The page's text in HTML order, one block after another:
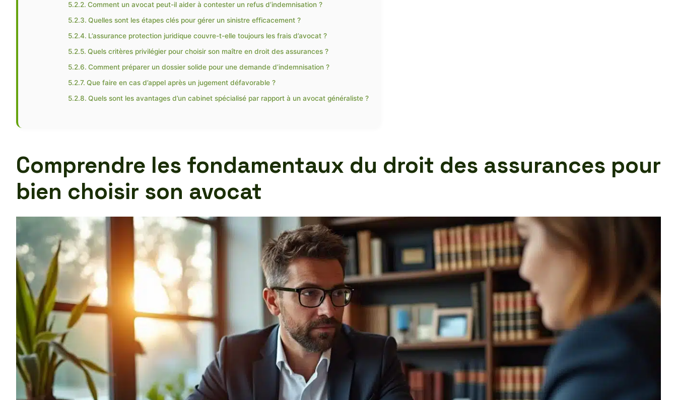
Comment un avocat peut-il aider à contester un refus d’indemnisation ?
Quelles sont les étapes clés pour gérer un sinistre efficacement ?
L’assurance protection juridique couvre-t-elle toujours les frais d’avocat ?
Quels critères privilégier pour choisir son maître en droit des assurances ?
Comment préparer un dossier solide pour une demande d’indemnisation ?
Que faire en cas d’appel après un jugement défavorable ?
Quels sont les avantages d’un cabinet spécialisé par rapport à un avocat généraliste ?
Comprendre les fondamentaux du droit des assurances pour
bien choisir son avocat